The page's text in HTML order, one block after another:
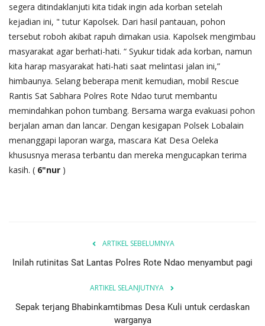
segera ditindaklanjuti kita tidak ingin ada korban setelah
kejadian ini, " tutur Kapolsek. Dari hasil pantauan, pohon
tersebut roboh akibat rapuh dimakan usia. Kapolsek mengimbau
masyarakat agar berhati-hati. “ Syukur tidak ada korban, namun
kita harap masyarakat hati-hati saat melintasi jalan ini,”
himbaunya. Selang beberapa menit kemudian, mobil Rescue
Rantis Sat Sabhara Polres Rote Ndao turut membantu
memindahkan pohon tumbang. Bersama warga evakuasi pohon
berjalan aman dan lancar. Dengan kesigapan Polsek Lobalain
menanggapi laporan warga, mascara Kat Desa Oeleka
khususnya merasa terbantu dan mereka mengucapkan terima
kasih. ( 6"nur )
ARTIKEL SEBELUMNYA
Inilah rutinitas Sat Lantas Polres Rote Ndao menyambut pagi
ARTIKEL SELANJUTNYA
Sepak terjang Bhabinkamtibmas Desa Kuli untuk cerdaskan
warganya